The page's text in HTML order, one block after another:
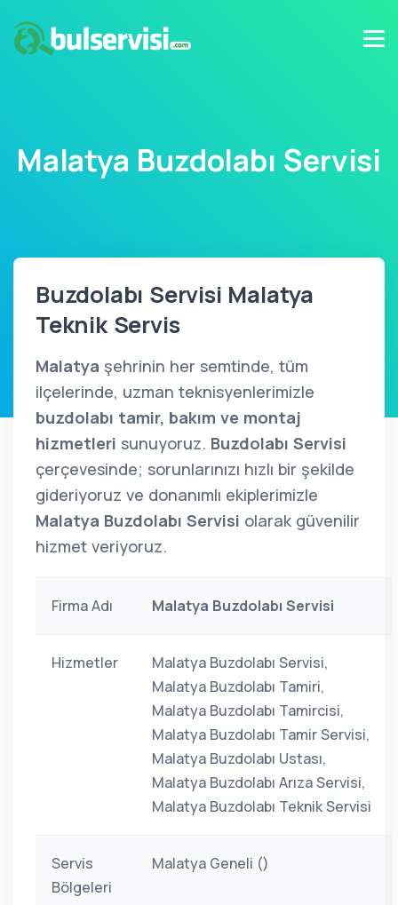
Malatya Buzdolabı Servisi
Buzdolabı Servisi Malatya
Teknik Servis
Malatya şehrinin her semtinde, tüm
ilçelerinde, uzman teknisyenlerimizle
buzdolabı tamir, bakım ve montaj
hizmetleri sunuyoruz. Buzdolabı Servisi
çerçevesinde; sorunlarınızı hızlı bir şekilde
gideriyoruz ve donanımlı ekiplerimizle
Malatya Buzdolabı Servisi olarak güvenilir
hizmet veriyoruz.
Firma Adı Malatya Buzdolabı Servisi
Hizmetler
Malatya Buzdolabı Servisi,
Malatya Buzdolabı Tamiri,
Malatya Buzdolabı Tamircisi,
Malatya Buzdolabı Tamir Servisi,
Malatya Buzdolabı Ustası,
Malatya Buzdolabı Arıza Servisi,
Malatya Buzdolabı Teknik Servisi
Servis
Bölgeleri
Malatya Geneli ()